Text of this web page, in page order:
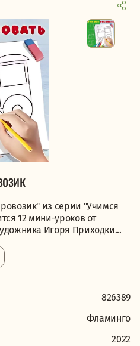
из серии "Учимся
12 мини-уроков от
Игоря Приходки...
826389
Фламинго
2022